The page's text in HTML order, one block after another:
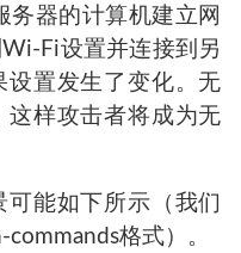
务器的计算机建立网
Fi设置并连接到另
设置发生了变化。无
这样攻击者将成为无
能如下所示（我们
格式）。